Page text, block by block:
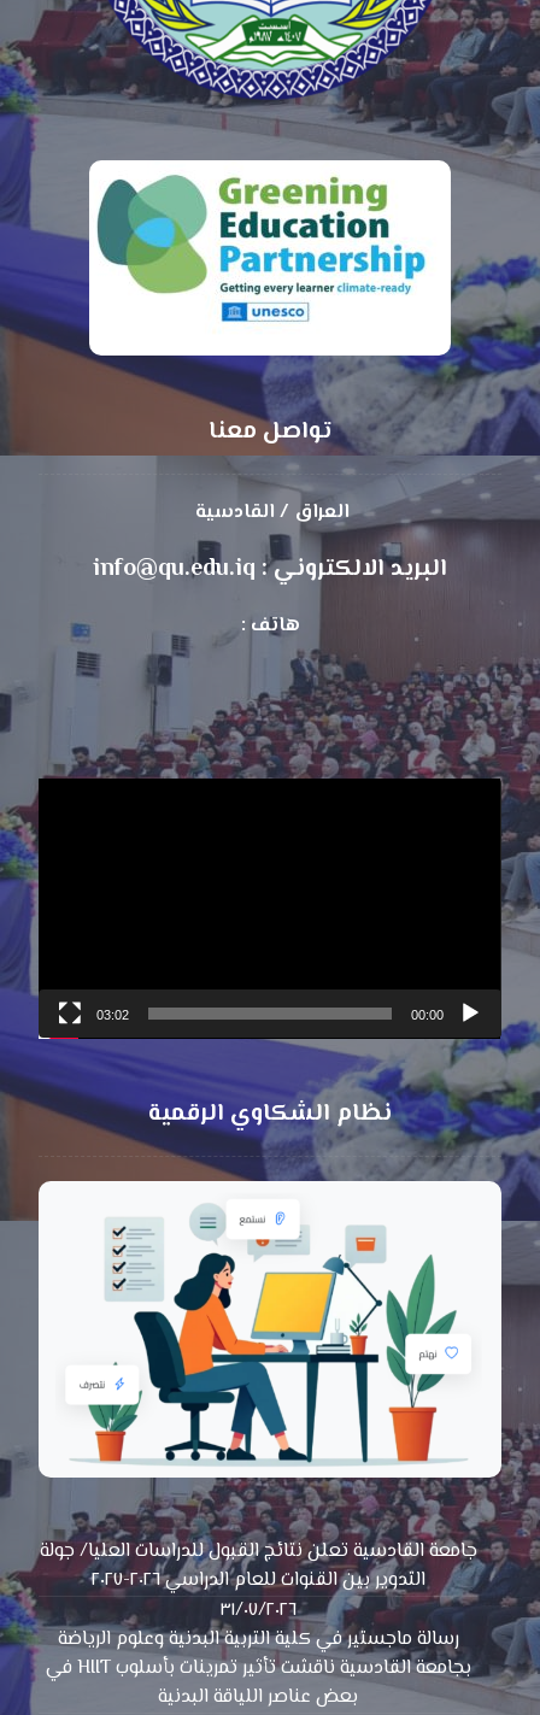
تواصل معنا
العراق / القادسية
البريد الالكتروني : info@qu.edu.iq
هاتف :
00:00
03:02
نظام الشكاوي الرقمية
جامعة القادسية تعلن نتائج القبول للدراسات العليا/ جولة
التدوير بين القنوات للعام الدراسي ٢٠٢٦-٢٠٢٧
٣١/٠٧/٢٠٢٦
رسالة ماجستير في كلية التربية البدنية وعلوم الرياضة
بجامعة القادسية ناقشت تأثير تمرينات بأسلوب HIIT في
بعض عناصر اللياقة البدنية